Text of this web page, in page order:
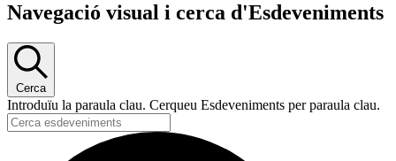
Navegació visual i cerca d'Esdeveniments
Cerca
Introduïu la paraula clau. Cerqueu Esdeveniments per paraula clau.